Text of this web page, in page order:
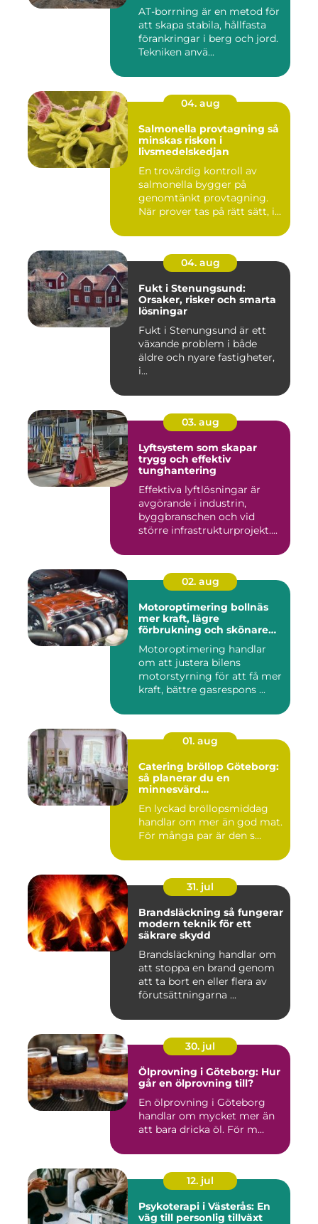
AT-borrning är en metod för
att skapa stabila, hållfasta
förankringar i berg och jord.
Tekniken anvä...
04. aug
Salmonella provtagning så
minskas risken i
livsmedelskedjan
En trovärdig kontroll av
salmonella bygger på
genomtänkt provtagning.
När prover tas på rätt sätt, i...
04. aug
Fukt i Stenungsund:
Orsaker, risker och smarta
lösningar
Fukt i Stenungsund är ett
växande problem i både
äldre och nyare fastigheter,
i...
03. aug
Lyftsystem som skapar
trygg och effektiv
tunghantering
Effektiva lyftlösningar är
avgörande i industrin,
byggbranschen och vid
större infrastrukturprojekt....
02. aug
Motoroptimering bollnäs
mer kraft, lägre
förbrukning och skönare
Motoroptimering handlar
om att justera bilens
motorstyrning för att få mer
kraft, bättre gasrespons ...
01. aug
Catering bröllop Göteborg:
så planerar du en
minnesvärd
En lyckad bröllopsmiddag
handlar om mer än god mat.
För många par är den s...
31. jul
Brandsläckning så fungerar
modern teknik för ett
säkrare skydd
Brandsläckning handlar om
att stoppa en brand genom
att ta bort en eller flera av
förutsättningarna ...
30. jul
Ölprovning i Göteborg: Hur
går en ölprovning till?
En ölprovning i Göteborg
handlar om mycket mer än
att bara dricka öl. För m...
12. jul
Psykoterapi i Västerås: En
väg till personlig tillväxt